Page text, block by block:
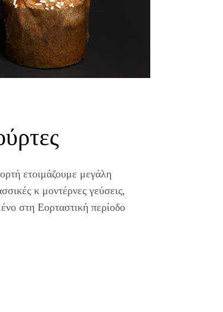
ετοιμάζουμε μεγάλη
κ μοντέρνες γεύσεις,
στη Εορταστική περίοδο